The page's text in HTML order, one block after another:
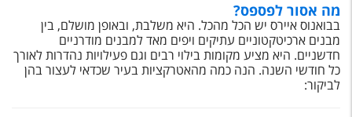
קרוז
מגזין אשת
מה אסור לפספס?
בבואנוס איירס יש הכל מהכל. היא משלבת, ובאופן מושלם, בין
מבנים ארכיטקטוניים עתיקים ויפים מאד למבנים מודרניים
חדשניים. היא מציע מקומות בילוי רבים וגם פעילויות נהדרות לאורך
כל חודשי השנה. הנה כמה מהאטרקציות בעיר שכדאי לעצור בהן
לביקור: